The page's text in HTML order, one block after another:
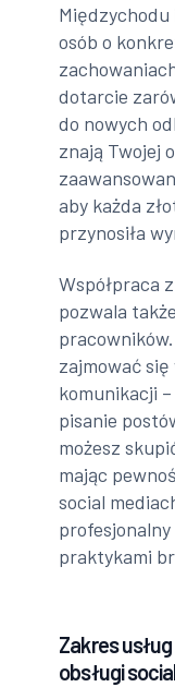
osób o
dotarcie
do nowych
znają Twojej
aby każda
przynosiła
Współpraca
pozwala
zajmować
komunikacji
pisanie
możesz
mając
social
praktykami
Zakres
obsługi